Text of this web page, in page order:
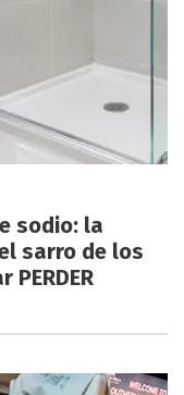
sodio: la
sarro de los